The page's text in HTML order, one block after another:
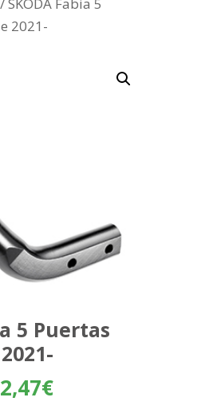
2021-
5 Puertas
€Rango